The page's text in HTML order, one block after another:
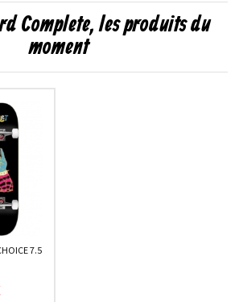
Complete, les produits du
moment
7.5